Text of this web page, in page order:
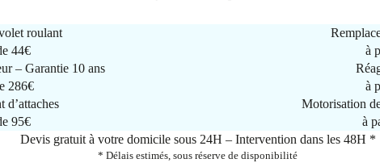
roulant
44€
à
– Garantie 10 ans
286€
à
d’attaches
95€
Motorisation
à
Devis gratuit à votre domicile sous 24H – Intervention dans les 48H *
* Délais estimés, sous réserve de disponibilité